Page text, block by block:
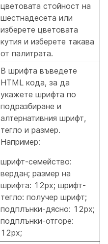
цветовата стойност на
шестнадесета или
изберете цветовата
кутия и изберете такава
от палитрата.
В шрифта въведете
HTML кода, за да
укажете шрифта по
подразбиране и
алтернативния шрифт,
тегло и размер.
Например:
шрифт-семейство:
вердан; размер на
шрифта: 12px; шрифт-
тегло: получер шрифт;
подплънки-дясно: 12px;
подплънки-отгоре:
12px;